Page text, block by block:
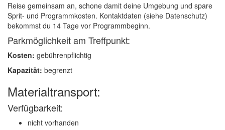
Reise gemeinsam an, schone damit deine Umgebung und spare
Sprit- und Programmkosten. Kontaktdaten (siehe Datenschutz)
bekommst du 14 Tage vor Programmbeginn.
Parkmöglichkeit am Treffpunkt:
Kosten: gebührenpflichtig
Kapazität: begrenzt
Materialtransport:
Verfügbarkeit:
nicht vorhanden